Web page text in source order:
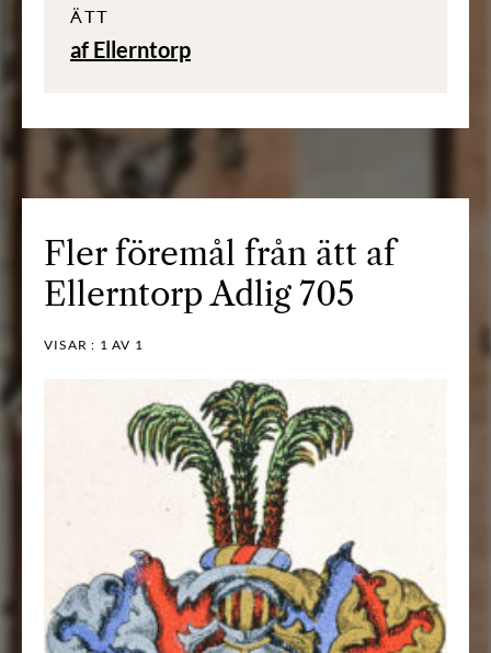
ÄTT
af Ellerntorp
Fler föremål från ätt af
Ellerntorp Adlig 705
VISAR : 1 AV 1